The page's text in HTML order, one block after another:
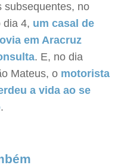
subsequentes, no
dia 4, um casal de
em Aracruz
. E, no dia
Mateus, o motorista
a vida ao se
.